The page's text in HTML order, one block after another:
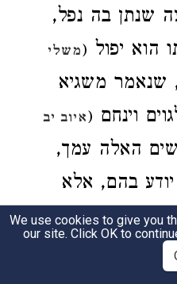
שנתן בה נפל,
הוא יפול (משלי
שנאמר משגיא
וינחם (איוב יב
האלה עמך,
בהם, אלא
שלח אלי, הנה
להודיע שהוא
We use cookies to give you
our site. Click OK to